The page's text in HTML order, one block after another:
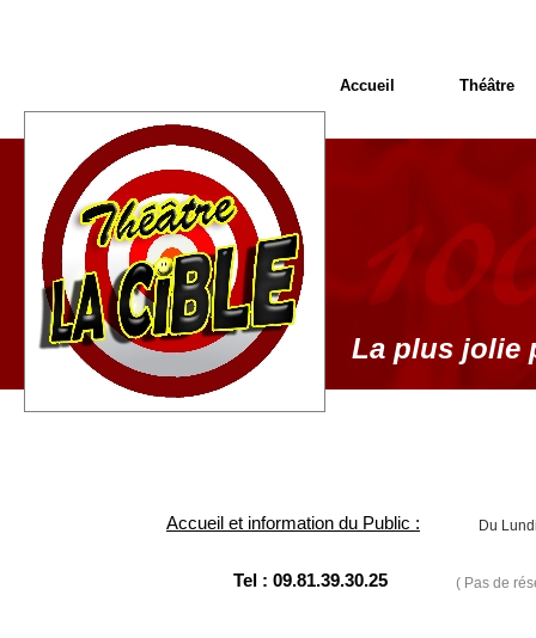
Accueil et information du Public : Du
Tel : 09.81.39.30.25 ( Pas de
La plus jolie
Accueil Théâtre